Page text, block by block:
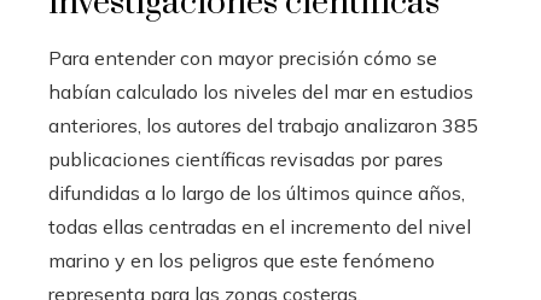
Para entender con mayor precisión cómo se
habían calculado los niveles del mar en estudios
anteriores, los autores del trabajo analizaron 385
publicaciones científicas revisadas por pares
difundidas a lo largo de los últimos quince años,
todas ellas centradas en el incremento del nivel
marino y en los peligros que este fenómeno
representa para las zonas costeras.